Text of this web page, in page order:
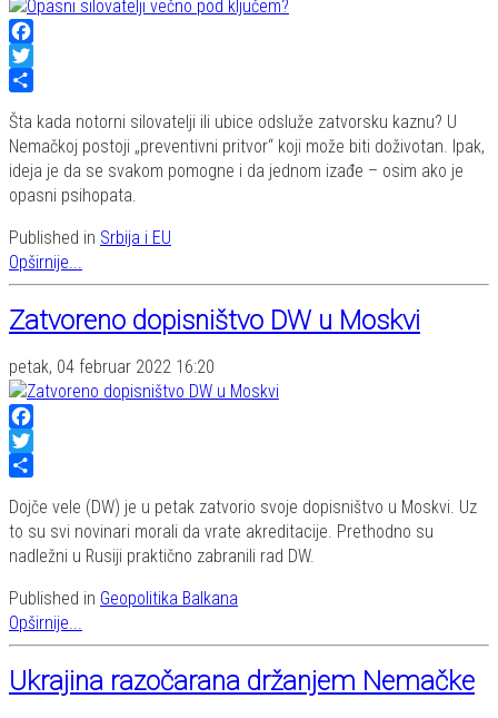
Facebook
Twitter
Šta kada notorni silovatelji ili ubice odsluže zatvorsku kaznu? U
Nemačkoj postoji „preventivni pritvor“ koji može biti doživotan. Ipak,
ideja je da se svakom pomogne i da jednom izađe – osim ako je
opasni psihopata.
Published in Srbija i EU
Opširnije...
Zatvoreno dopisništvo DW u Moskvi
petak, 04 februar 2022 16:20
Facebook
Twitter
Dojče vele (DW) je u petak zatvorio svoje dopisništvo u Moskvi. Uz
to su svi novinari morali da vrate akreditacije. Prethodno su
nadležni u Rusiji praktično zabranili rad DW.
Published in Geopolitika Balkana
Opširnije...
Ukrajina razočarana držanjem Nemačke